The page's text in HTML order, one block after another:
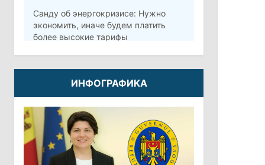
Санду об энергокризисе: Нужно
экономить, иначе будем платить
более высокие тарифы
10:12/Безопасность
Молдова готовит программу по
укреплению обороны стоимостью
более 10 млрд леев на ближайшие
пять лет
4 августа 2026
ИНФОГРАФИКА